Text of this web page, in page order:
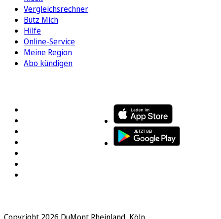
Vergleichsrechner
Bütz Mich
Hilfe
Online-Service
Meine Region
Abo kündigen
Copyright 2026 DuMont Rheinland, Köln